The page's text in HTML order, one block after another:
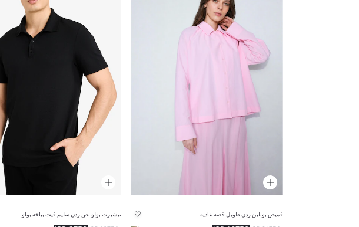
قميص بوبلين ردن طويل قصة عادية تيشيرت بولو نص ردن سليم فيت بياخة بولو